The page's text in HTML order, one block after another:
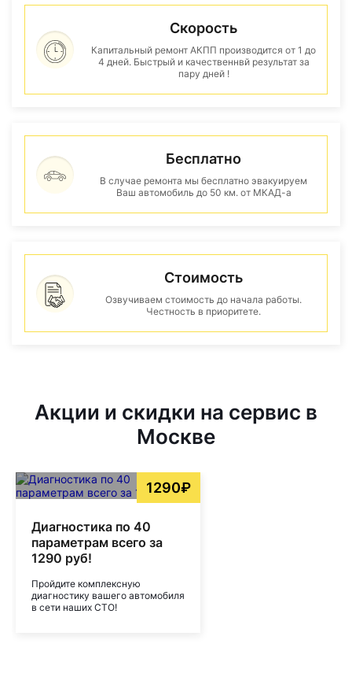
Скорость
Капитальный ремонт АКПП производится от 1 до
4 дней. Быстрый и качественнвй результат за
пару дней !
Бесплатно
В случае ремонта мы бесплатно эвакуируем
Ваш автомобиль до 50 км. от МКАД-а
Стоимость
Озвучиваем стоимость до начала работы.
Честность в приоритете.
Акции и скидки на сервис в
Москве
1290₽
Диагностика по 40
параметрам всего за
1290 руб!
Пройдите комплексную
диагностику вашего автомобиля
в сети наших СТО!